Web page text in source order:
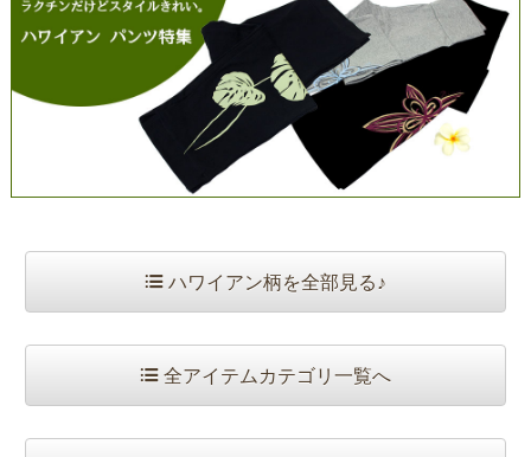
ハワイアン柄を全部見る♪
全アイテムカテゴリ一覧へ